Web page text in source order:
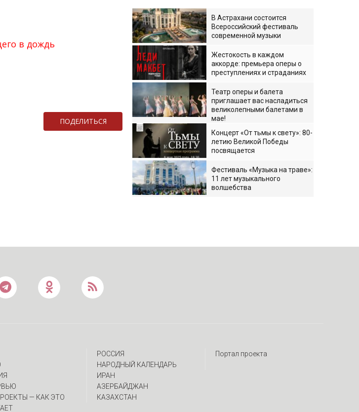
в дождь
ПОДЕЛИТЬСЯ
В Астрахани состоится
Всероссийский фестиваль
современной музыки
Жестокость в каждом
аккорде: премьера оперы о
преступлениях и страданиях
Театр оперы и балета
приглашает вас насладиться
великолепными балетами в
мае!
Концерт «От тьмы к свету»: 80-
летию Великой Победы
посвящается
Фестиваль «Музыка на траве»:
11 лет музыкального
волшебства
— КАК ЭТО
РОССИЯ
НАРОДНЫЙ КАЛЕНДАРЬ
ИРАН
АЗЕРБАЙДЖАН
КАЗАХСТАН
Портал проекта